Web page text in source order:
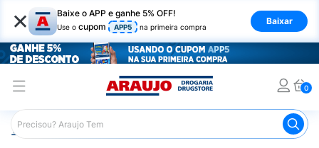
× Baixe o APP e ganhe 5% OFF!
Use o cupom APP5 na primeira compra
Baixar
0
Araujo Maquiagem Blush Cremoso